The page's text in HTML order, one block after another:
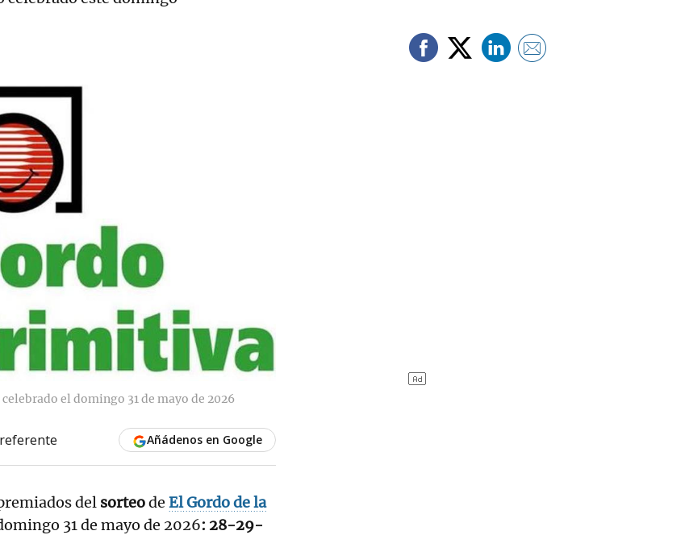
el domingo 31 de mayo de 2026
Añádenos en Google
del sorteode El Gordo de la
31 de mayo de 2026: 28-29-